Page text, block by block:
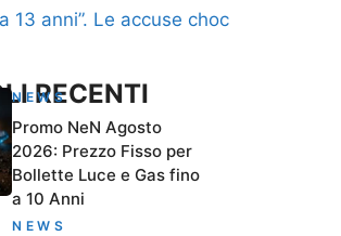
13 anni”. Le accuse choc
RECENTI
NEWS
Promo NeN Agosto
2026: Prezzo Fisso per
Bollette Luce e Gas fino
a 10 Anni
NEWS